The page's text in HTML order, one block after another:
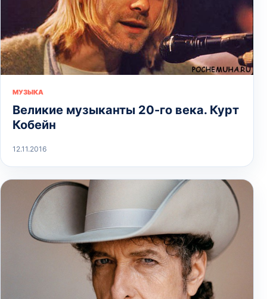
МУЗЫКА
Великие музыканты 20-го века. Курт
Кобейн
12.11.2016